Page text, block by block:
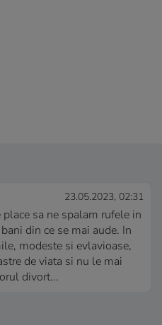
23.05.2023, 02:31
place sa ne spalam rufele in
din ce se mai aude. In
modeste si evlavioase,
de viata si nu le mai
divort...